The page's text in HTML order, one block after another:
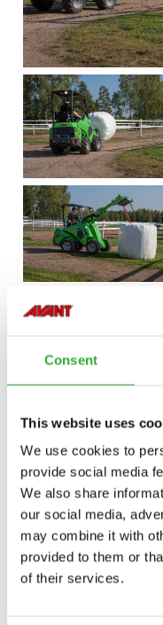
Consent
This website uses
We use cookies to
provide social media
We also share
our social media,
may combine it with
provided to them or
of their services.